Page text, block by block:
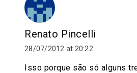
Renato Pincelli
28/07/2012 at 20:22
Isso porque são só alguns